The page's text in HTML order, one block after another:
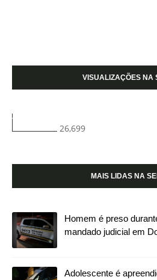
VISUALIZAÇÕES NA
26,699
MAIS LIDAS NA
Homem é preso
mandado judicial em
Adolescente é